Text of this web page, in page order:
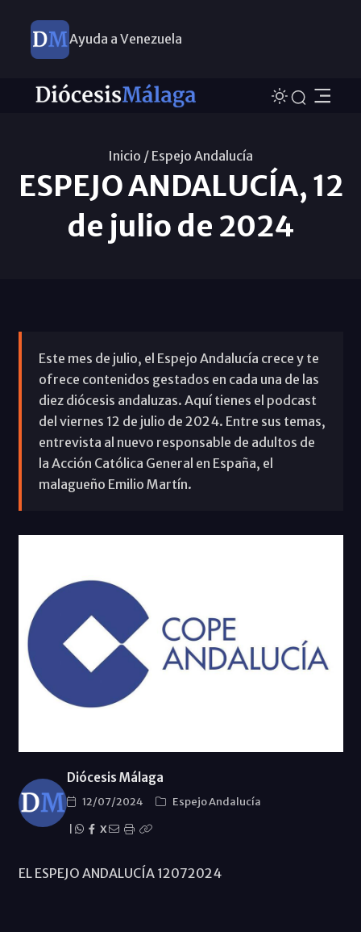
Ayuda a Venezuela
Inicio / Espejo Andalucía
ESPEJO ANDALUCÍA, 12
de julio de 2024
Este mes de julio, el Espejo Andalucía crece y te
ofrece contenidos gestados en cada una de las
diez diócesis andaluzas. Aquí tienes el podcast
del viernes 12 de julio de 2024. Entre sus temas,
entrevista al nuevo responsable de adultos de
la Acción Católica General en España, el
malagueño Emilio Martín.
Diócesis Málaga
12/07/2024
Espejo Andalucía
X
EL ESPEJO ANDALUCÍA 12072024